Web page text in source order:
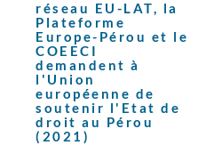
réseau EU-LAT, la
Plateforme
Europe-Pérou et le
COEECI
demandent à
l'Union
européenne de
soutenir l'Etat de
droit au Pérou
(2021)